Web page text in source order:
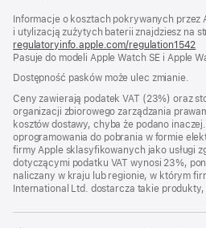
w nowym
oknie)
Informacje o kosztach pokrywanych przez
i utylizacją zużytych baterii znajdziesz na
regulatoryinfo.apple.com/regulation1542
Pasuje do modeli Apple Watch SE i Apple
Dostępność pasków może ulec zmianie.
Ceny zawierają podatek VAT (23%) oraz
organizacji zbiorowego zarządzania
kosztów dostawy, chyba że podano
oprogramowania do pobrania w formie
firmy Apple sklasyfikowanych jako usługi
dotyczącymi podatku VAT wynosi 23%,
naliczany w kraju lub regionie, w którym
International Ltd. dostarcza takie